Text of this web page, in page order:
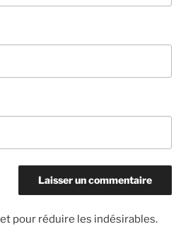
pour réduire les indésirables.